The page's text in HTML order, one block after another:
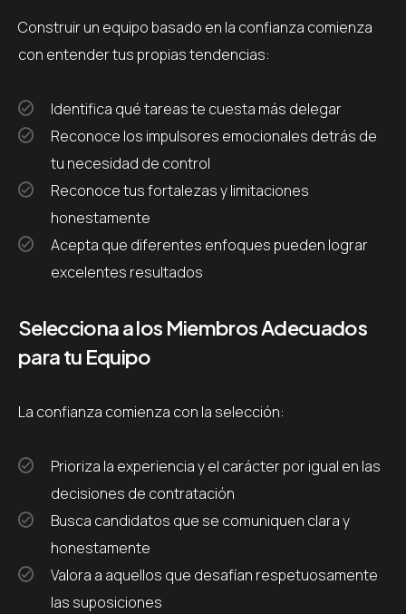
Construir un equipo basado en la confianza comienza
con entender tus propias tendencias:
Identifica qué tareas te cuesta más delegar
Reconoce los impulsores emocionales detrás de
tu necesidad de control
Reconoce tus fortalezas y limitaciones
honestamente
Acepta que diferentes enfoques pueden lograr
excelentes resultados
Selecciona a los Miembros Adecuados
para tu Equipo
La confianza comienza con la selección:
Prioriza la experiencia y el carácter por igual en las
decisiones de contratación
Busca candidatos que se comuniquen clara y
honestamente
Valora a aquellos que desafían respetuosamente
las suposiciones